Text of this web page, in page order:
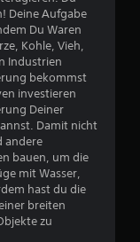
Deine Aufgabe
Du Waren
Kohle, Vieh,
Industrien
bekommst
investieren
Deiner
Damit nicht
andere
bauen, um die
mit Wasser,
hast du die
breiten
zu